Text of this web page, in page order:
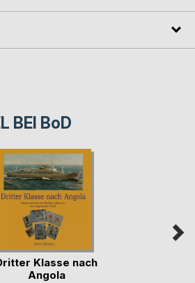
BEI BoD
Klasse nach
Angola